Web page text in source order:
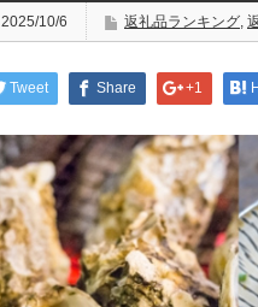
2025/10/6 返礼品ランキング,
Tweet Share +1